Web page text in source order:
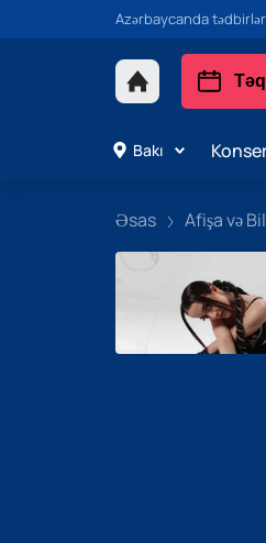
Azərbaycanda
Bakı
Əsas Afişa və